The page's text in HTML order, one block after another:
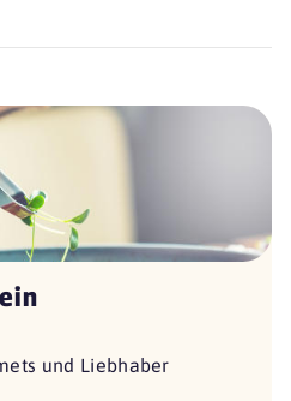
und Liebhaber